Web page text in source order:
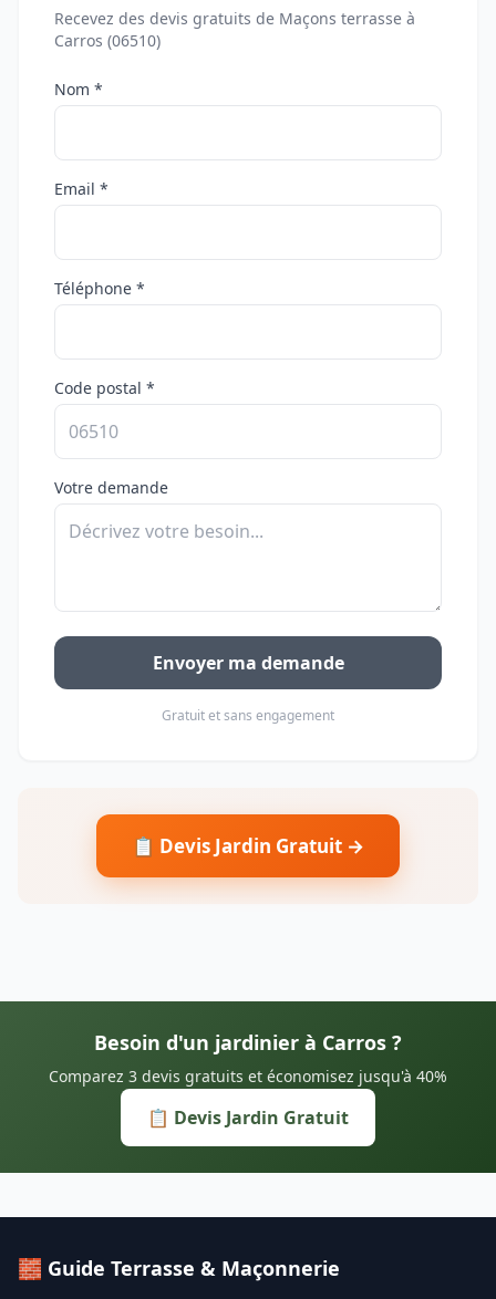
Recevez des devis gratuits de Maçons terrasse à
Carros (06510)
Nom *
Email *
Téléphone *
Code postal *
Votre demande
Envoyer ma demande
Gratuit et sans engagement
📋 Devis Jardin Gratuit →
Besoin d'un jardinier à Carros ?
Comparez 3 devis gratuits et économisez jusqu'à 40%
📋 Devis Jardin Gratuit
🧱 Guide Terrasse & Maçonnerie